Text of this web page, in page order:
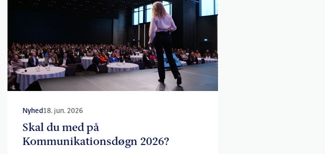
Nyhed18. jun. 2026
Skal du med på
Kommunikationsdøgn 2026?